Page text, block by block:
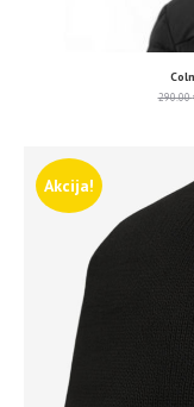
290.00
Akcija!